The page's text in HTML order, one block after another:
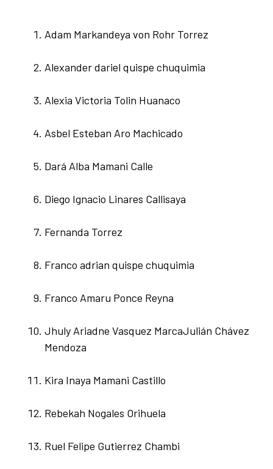
Adam Markandeya von Rohr Torrez
Alexander dariel quispe chuquimia
Alexia Victoria Tolin Huanaco
Asbel Esteban Aro Machicado
Dará Alba Mamani Calle
Diego Ignacio Linares Callisaya
Fernanda Torrez
Franco adrian quispe chuquimia
Franco Amaru Ponce Reyna
Jhuly Ariadne Vasquez MarcaJulián Chávez
Mendoza
Kira Inaya Mamani Castillo
Rebekah Nogales Orihuela
Ruel Felipe Gutierrez Chambi